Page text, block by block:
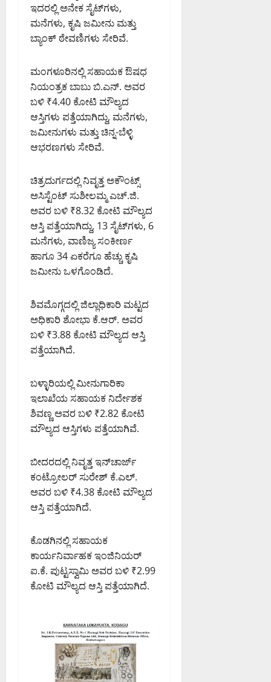
ಇದರಲ್ಲಿ ಅನೇಕ ಸೈಟ್‌ಗಳು,
ಮನೆಗಳು, ಕೃಷಿ ಜಮೀನು ಮತ್ತು
ಬ್ಯಾಂಕ್ ಠೇವಣಿಗಳು ಸೇರಿವೆ.
ಮಂಗಳೂರಿನಲ್ಲಿ ಸಹಾಯಕ ಔಷಧ
ನಿಯಂತ್ರಕ ಬಾಬು ಬಿ.ಎನ್. ಅವರ
ಬಳಿ ₹4.40 ಕೋಟಿ ಮೌಲ್ಯದ
ಆಸ್ತಿಗಳು ಪತ್ತೆಯಾಗಿದ್ದು, ಮನೆಗಳು,
ಜಮೀನುಗಳು ಮತ್ತು ಚಿನ್ನ-ಬೆಳ್ಳಿ
ಆಭರಣಗಳು ಸೇರಿವೆ.
ಚಿತ್ರದುರ್ಗದಲ್ಲಿ ನಿವೃತ್ತ ಅಕೌಂಟ್ಸ್
ಅಸಿಸ್ಟೆಂಟ್ ಸುಶೀಲಮ್ಮ ಎಚ್.ಜಿ.
ಅವರ ಬಳಿ ₹8.32 ಕೋಟಿ ಮೌಲ್ಯದ
ಆಸ್ತಿ ಪತ್ತೆಯಾಗಿದ್ದು, 13 ಸೈಟ್‌ಗಳು, 6
ಮನೆಗಳು, ವಾಣಿಜ್ಯ ಸಂಕೀರ್ಣ
ಹಾಗೂ 34 ಏಕರೆಗೂ ಹೆಚ್ಚು ಕೃಷಿ
ಜಮೀನು ಒಳಗೊಂಡಿದೆ.
ಶಿವಮೊಗ್ಗದಲ್ಲಿ ಜಿಲ್ಲಾಧಿಕಾರಿ ಮಟ್ಟದ
ಅಧಿಕಾರಿ ಶೋಭಾ ಕೆ.ಆರ್. ಅವರ
ಬಳಿ ₹3.88 ಕೋಟಿ ಮೌಲ್ಯದ ಆಸ್ತಿ
ಪತ್ತೆಯಾಗಿದೆ.
ಬಳ್ಳಾರಿಯಲ್ಲಿ ಮೀನುಗಾರಿಕಾ
ಇಲಾಖೆಯ ಸಹಾಯಕ ನಿರ್ದೇಶಕ
ಶಿವಣ್ಣ ಅವರ ಬಳಿ ₹2.82 ಕೋಟಿ
ಮೌಲ್ಯದ ಆಸ್ತಿಗಳು ಪತ್ತೆಯಾಗಿವೆ.
ಬೀದರದಲ್ಲಿ ನಿವೃತ್ತ ಇನ್‌ಚಾರ್ಜ್
ಕಂಟ್ರೋಲರ್ ಸುರೇಶ್ ಕೆ.ಎಲ್.
ಅವರ ಬಳಿ ₹4.38 ಕೋಟಿ ಮೌಲ್ಯದ
ಆಸ್ತಿ ಪತ್ತೆಯಾಗಿದೆ.
ಕೊಡಗಿನಲ್ಲಿ ಸಹಾಯಕ
ಕಾರ್ಯನಿರ್ವಾಹಕ ಇಂಜಿನಿಯರ್
ಐ.ಕೆ. ಪುಟ್ಟಸ್ವಾಮಿ ಅವರ ಬಳಿ ₹2.99
ಕೋಟಿ ಮೌಲ್ಯದ ಆಸ್ತಿ ಪತ್ತೆಯಾಗಿದೆ.